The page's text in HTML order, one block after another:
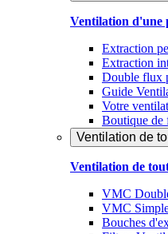
Ventilation d'une
Extraction
Extraction
Double flux
Guide
Votre
Boutique de
Ventilation de
Ventilation de
VMC
VMC
Bouches